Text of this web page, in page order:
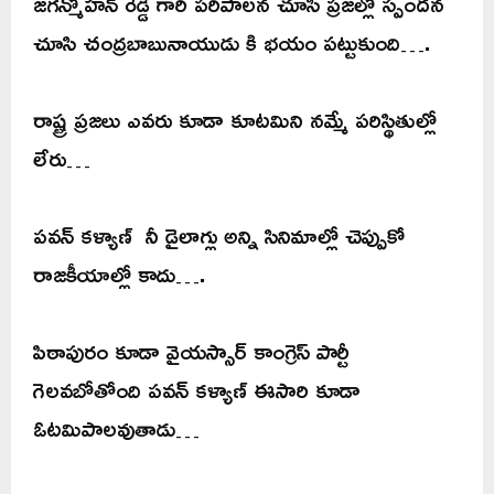
చూసి చంద్రబాబునాయుడు కి భయం పట్టుకుంది….
రాష్ట్ర ప్రజలు ఎవరు కూడా కూటమిని నమ్మే పరిస్థితుల్లో
లేరు…
పవన్ కళ్యాణ్ నీ డైలాగ్లు అన్ని సినిమాల్లో చెప్పుకో
రాజకీయాల్లో కాదు….
పిఠాపురం కూడా వైయస్సార్ కాంగ్రెస్ పార్టీ
గెలవబోతోంది పవన్ కళ్యాణ్ ఈసారి కూడా
ఓటమిపాలవుతాడు…